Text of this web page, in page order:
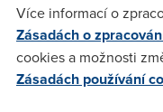
Expertos(26.5.2004
To je vtip? GPRS je
Mam ADSL od
kbit/s. Je to varianta
Více informací o
Zásadách o
cookies a možnosti
Zásadách používání